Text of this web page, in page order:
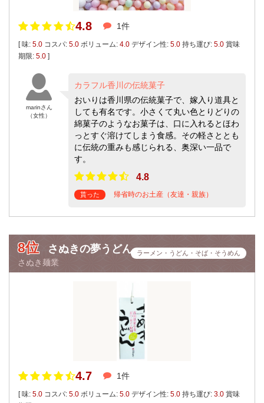
4.8 1件
[ 味: 5.0 コスパ: 5.0 ボリューム: 4.0 デザイン性: 5.0 持ち運び: 5.0 賞味
期限: 5.0 ]
marinさん
（女性）
カラフル香川の伝統菓子
おいりは香川県の伝統菓子で、嫁入り道具と
しても有名です。小さくて丸い色とりどりの
綿菓子のようなお菓子は、口に入れるとほわ
っとすぐ溶けてしまう食感。その軽さととも
に伝統の重みも感じられる、奥深い一品で
す。
4.8
貰った 帰省時のお土産（友達・親族）
8位 さぬきの夢うどん
さぬき麺業
ラーメン・うどん・そば・そうめん
4.7 1件
[ 味: 5.0 コスパ: 5.0 ボリューム: 5.0 デザイン性: 5.0 持ち運び: 3.0 賞味